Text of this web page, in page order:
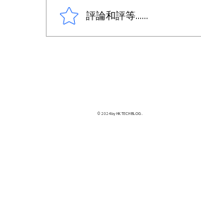
限制，用 Database
評論和評等......
© 2024 by HK TECH BLOG .